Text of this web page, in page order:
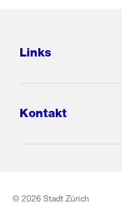
Links
Kontakt
© 2026 Stadt Zürich